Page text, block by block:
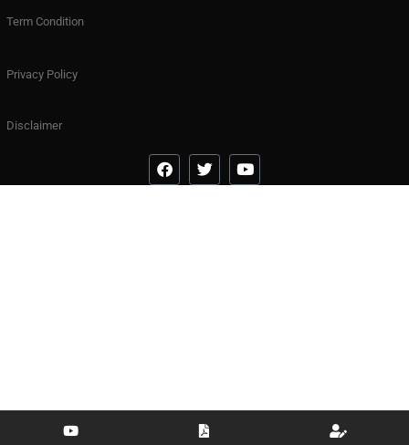
Term Condition
Privacy Policy
Disclaimer